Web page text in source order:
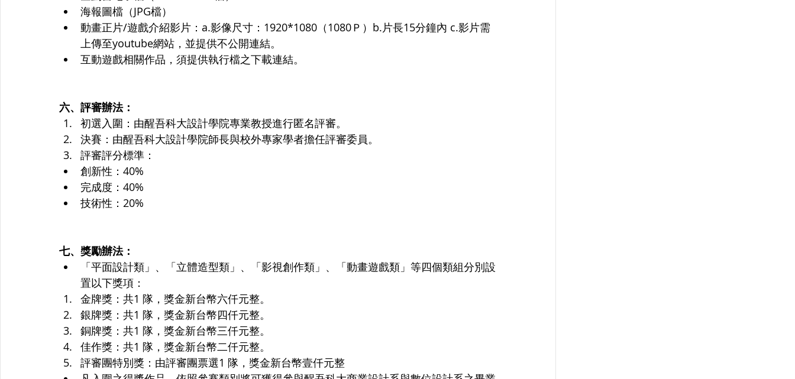
海報圖檔（JPG檔）
動畫正片/遊戲介紹影片：a.影像尺寸：1920*1080（1080Ｐ）b.片長15分鐘內 c.影片需
上傳至youtube網站，並提供不公開連結。
互動遊戲相關作品，須提供執行檔之下載連結。
六、評審辦法：
初選入圍：由醒吾科大設計學院專業教授進行匿名評審。
決賽：由醒吾科大設計學院師長與校外專家學者擔任評審委員。
評審評分標準：
創新性：40%
完成度：40%
技術性：20%
七、獎勵辦法：
「平面設計類」、「立體造型類」、「影視創作類」、「動畫遊戲類」等四個類組分別設
置以下獎項：
金牌獎：共1 隊，獎金新台幣六仟元整。
銀牌獎：共1 隊，獎金新台幣四仟元整。
銅牌獎：共1 隊，獎金新台幣三仟元整。
佳作獎：共1 隊，獎金新台幣二仟元整。
評審團特別獎：由評審團票選1 隊，獎金新台幣壹仟元整